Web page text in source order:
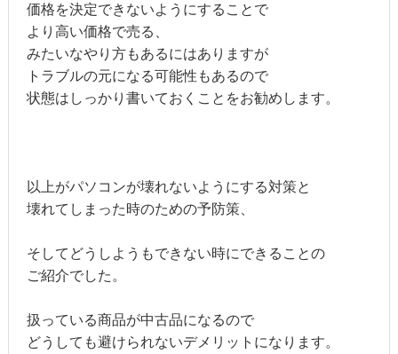
価格を決定できないようにすることで
より高い価格で売る、
みたいなやり方もあるにはありますが
トラブルの元になる可能性もあるので
状態はしっかり書いておくことをお勧めします。
以上がパソコンが壊れないようにする対策と
壊れてしまった時のための予防策、
そしてどうしようもできない時にできることの
ご紹介でした。
扱っている商品が中古品になるので
どうしても避けられないデメリットになります。